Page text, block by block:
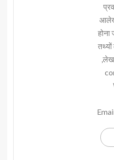
तथ्यों